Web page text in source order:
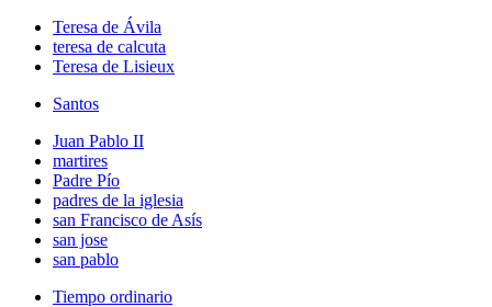
Teresa de Ávila
teresa de calcuta
Teresa de Lisieux
Santos
Juan Pablo II
martires
Padre Pío
padres de la iglesia
san Francisco de Asís
san jose
san pablo
Tiempo ordinario